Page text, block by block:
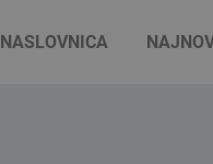
NASLOVNICA